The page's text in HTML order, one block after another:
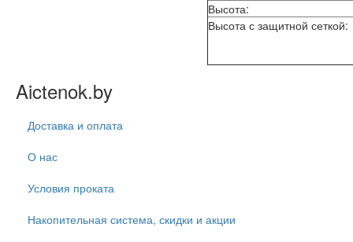
Высота:
Высота с защитной сеткой:
Aictenok.by
Доставка и оплата
О нас
Условия проката
Накопительная система, скидки и акции